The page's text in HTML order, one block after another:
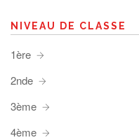
NIVEAU DE CLASSE
1ère
2nde
3ème
4ème